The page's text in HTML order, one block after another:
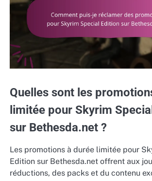
Quelles sont les
limitée pour Skyrim
sur Bethesda.net ?
Les promotions à durée limitée pour
Edition sur Bethesda.net offrent aux
réductions, des packs et du contenu